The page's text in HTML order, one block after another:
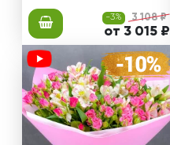
-3% 3 108 ₽
от 3 015 ₽